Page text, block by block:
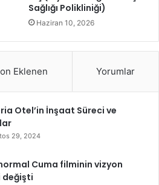
Sağlığı Polikliniği)
Haziran 10, 2026
Eklenen Yorumlar
Otel’in İnşaat Süreci ve
29, 2024
Cuma filminin vizyon
değişti